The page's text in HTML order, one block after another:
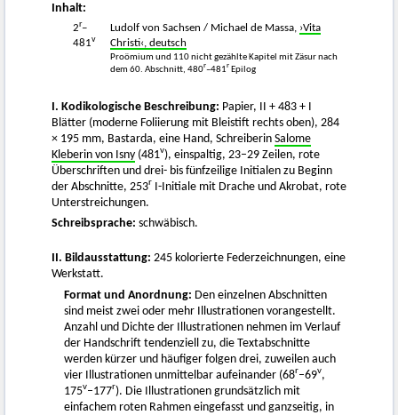
Inhalt:
2r–
481v
Ludolf von Sachsen / Michael de Massa, ›Vita
Christi‹, deutsch
Proömium und 110 nicht gezählte Kapitel mit Zäsur nach
dem 60. Abschnitt, 480r–481r Epilog
I. Kodikologische Beschreibung: Papier, II + 483 + I
Blätter (moderne Foliierung mit Bleistift rechts oben), 284
× 195 mm, Bastarda, eine Hand, Schreiberin Salome
Kleberin von Isny (481v), einspaltig, 23–29 Zeilen, rote
Überschriften und drei- bis fünfzeilige Initialen zu Beginn
der Abschnitte, 253r I-Initiale mit Drache und Akrobat, rote
Unterstreichungen.
Schreibsprache: schwäbisch.
II. Bildausstattung: 245 kolorierte Federzeichnungen, eine
Werkstatt.
Format und Anordnung: Den einzelnen Abschnitten
sind meist zwei oder mehr Illustrationen vorangestellt.
Anzahl und Dichte der Illustrationen nehmen im Verlauf
der Handschrift tendenziell zu, die Textabschnitte
werden kürzer und häufiger folgen drei, zuweilen auch
vier Illustrationen unmittelbar aufeinander (68r–69v,
175v–177r). Die Illustrationen grundsätzlich mit
einfachem roten Rahmen eingefasst und ganzseitig, in